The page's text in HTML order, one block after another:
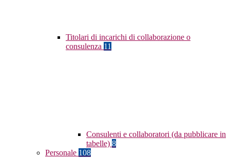
Titolari di incarichi di collaborazione o
consulenza 11
Consulenti e collaboratori (da pubblicare in
tabelle) 8
Personale 108